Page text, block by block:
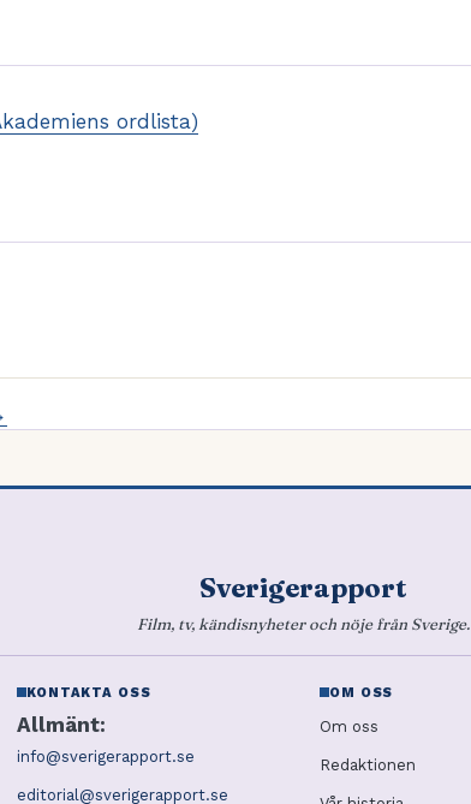
ordlista)
Sverigerapport
Film, tv, kändisnyheter och nöje från Sverige.
KONTAKTA OSS
Allmänt:
info@sverigerapport.se
editorial@sverigerapport.se
OM OSS
Om oss
Redaktionen